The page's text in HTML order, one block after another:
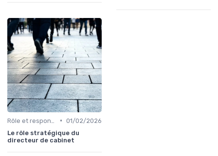
• 01/02/2026
Le rôle stratégique du
directeur de cabinet